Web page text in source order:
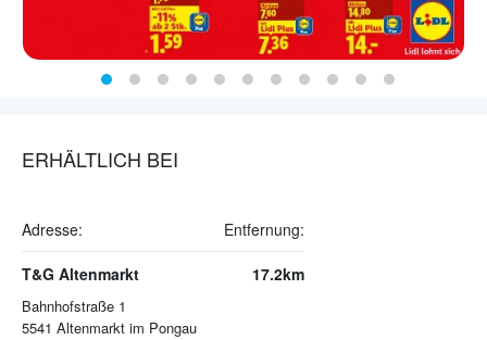
ERHÄLTLICH BEI
Adresse: Entfernung:
T&G Altenmarkt
Bahnhofstraße 1
5541 Altenmarkt im Pongau
17.2km